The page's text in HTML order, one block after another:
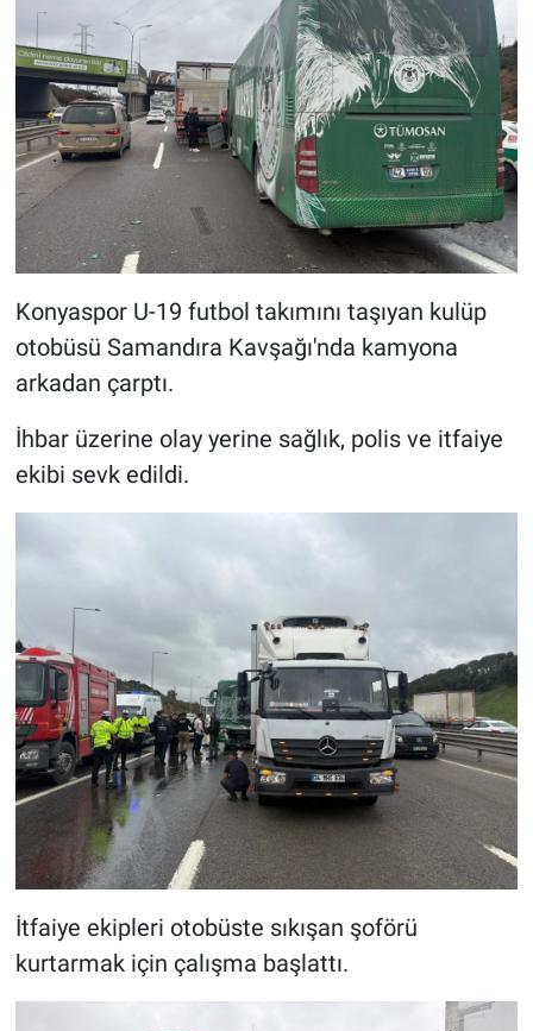
Konyaspor U-19 futbol takımını taşıyan kulüp
otobüsü Samandıra Kavşağı'nda kamyona
arkadan çarptı.
İhbar üzerine olay yerine sağlık, polis ve itfaiye
ekibi sevk edildi.
İtfaiye ekipleri otobüste sıkışan şoförü
kurtarmak için çalışma başlattı.